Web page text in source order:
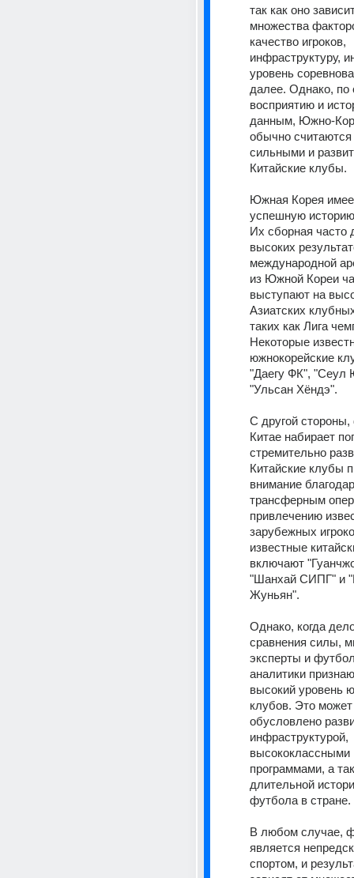
так как оно
множества
качество игроков,
инфраструктуру,
уровень
далее. Однако,
восприятию и
данным, Южно-
обычно
сильными и
Китайские клубы.
Южная Корея
успешную
Их сборная часто
высоких
международной
из Южной Кореи
выступают на
Азиатских
таких как Лига
Некоторые
южнокорейские
"Даегу ФК", "Сеул
"Ульсан Хёндэ".
С другой
Китае набирает
стремительно
Китайские клубы
внимание
трансферным
привлечению
зарубежных
известные
включают
"Шанхай СИПГ" и
Жуньян".
Однако, когда
сравнения силы,
эксперты и
аналитики
высокий уровень
клубов. Это
обусловлено
инфраструктурой,
программами, а
длительной
футбола в стране.
В любом случае,
является
спортом, и